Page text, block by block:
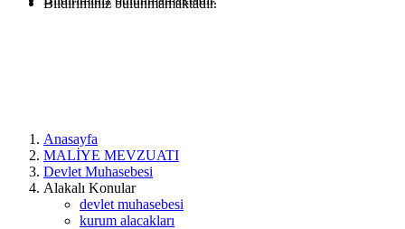
Bildiriminiz bulunmamaktadır.
Anasayfa
MALİYE MEVZUATI
Devlet Muhasebesi
Alakalı Konular
devlet muhasebesi
kurum alacakları